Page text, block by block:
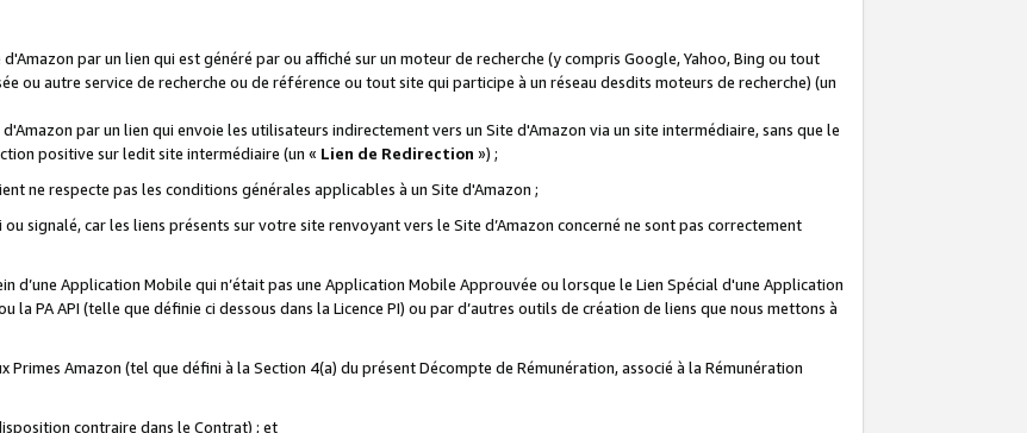
par un lien qui est généré par ou affiché sur un moteur de recherche (y compris Google, Yahoo, Bing ou tout
ou autre service de recherche ou de référence ou tout site qui participe à un réseau desdits moteurs de recherche) (un
par un lien qui envoie les utilisateurs indirectement vers un Site d'Amazon via un site intermédiaire, sans que le
positive sur ledit site intermédiaire (un « Lien de Redirection ») ;
ne respecte pas les conditions générales applicables à un Site d'Amazon ;
signalé, car les liens présents sur votre site renvoyant vers le Site d’Amazon concerné ne sont pas correctement
d’une Application Mobile qui n’était pas une Application Mobile Approuvée ou lorsque le Lien Spécial d'une Application
la PA API (telle que définie ci dessous dans la Licence PI) ou par d’autres outils de création de liens que nous mettons à
Amazon (tel que défini à la Section 4(a) du présent Décompte de Rémunération, associé à la Rémunération
contraire dans le Contrat) ; et